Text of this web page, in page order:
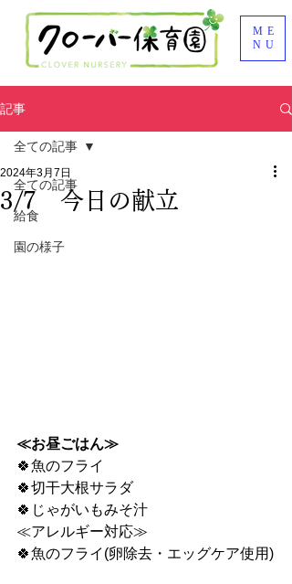
ME
NU
記事
全ての記事
給食
園の様子
全ての記事
3/7 今日の献立
2024年3月7日
≪お昼ごはん≫
🍀魚のフライ
🍀切干大根サラダ
🍀じゃがいもみそ汁
≪アレルギー対応≫
🍀魚のフライ(卵除去・エッグケア使用)